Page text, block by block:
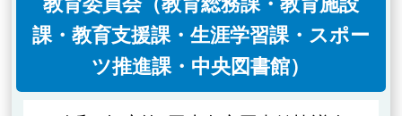
課・教育支援課・生涯学習課・スポー
ツ推進課・中央図書館）